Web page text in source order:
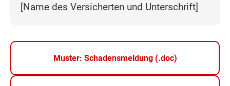
[Name des Versicherten und Unterschrift]
Muster: Schadensmeldung (.doc)